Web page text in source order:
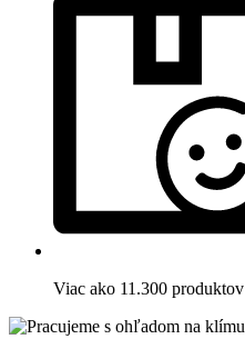
Viac ako 11.300 produktov